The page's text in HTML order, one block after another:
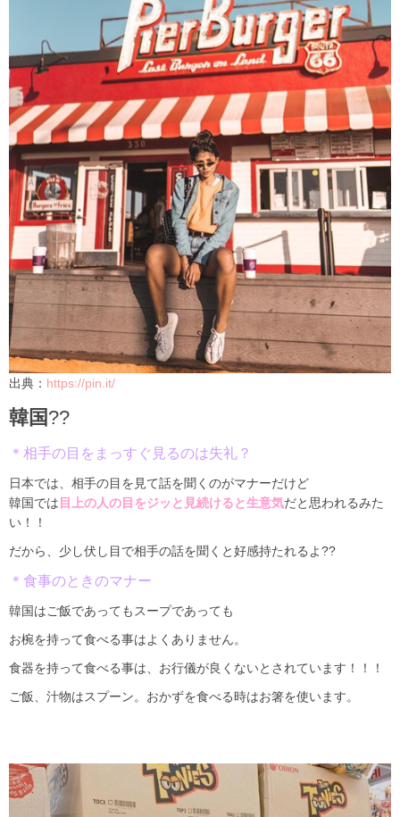
出典： https://pin.it/
韓国??
＊相手の目をまっすぐ見るのは失礼？
日本では、相手の目を見て話を聞くのがマナーだけど
韓国では 目上の人の目をジッと見続けると生意気だと思われるみた
い！！
だから、少し伏し目で相手の話を聞くと好感持たれるよ??
＊食事のときのマナー
韓国はご飯であってもスープであっても
お椀を持って食べる事はよくありません。
食器を持って食べる事は、お行儀が良くないとされています！！！
ご飯、汁物はスプーン。おかずを食べる時はお箸を使います。